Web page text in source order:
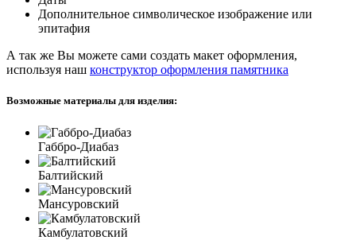
Дополнительное символическое изображение или
эпитафия
А так же Вы можете сами создать макет оформления,
используя наш конструктор оформления памятника
Возможные материалы для изделия:
Габбро-Диабаз
Балтийский
Мансуровский
Камбулатовский